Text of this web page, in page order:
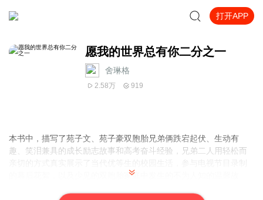
打开APP
愿我的世界总有你二分之一
舍琳格
2.58万 919
本书中，描写了苑子文、苑子豪双胞胎兄弟俩跌宕起伏、生动有
趣、笑泪兼具的成长励志故事和高考奋斗经验，兄弟二人用轻松而
的幕后花絮，以及少见的双胞胎家庭中发生的不为人知的温馨故